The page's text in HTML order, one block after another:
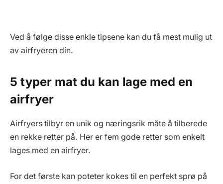
Ved å følge disse enkle tipsene kan du få mest mulig ut
av airfryeren din.
5 typer mat du kan lage med en
airfryer
Airfryers tilbyr en unik og næringsrik måte å tilberede
en rekke retter på. Her er fem gode retter som enkelt
lages med en airfryer.
For det første kan poteter kokes til en perfekt sprø på